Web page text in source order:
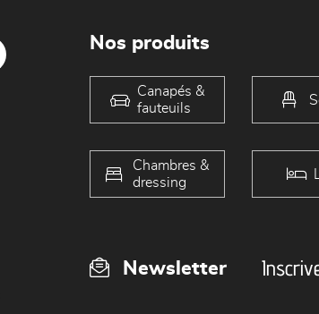
Nos produits
Canapés &
fauteuils
Chambres &
dressing
Newsletter